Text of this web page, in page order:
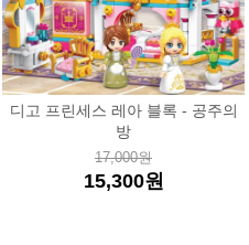
디고 프린세스 레아 블록 - 공주의
방
17,000원
15,300원